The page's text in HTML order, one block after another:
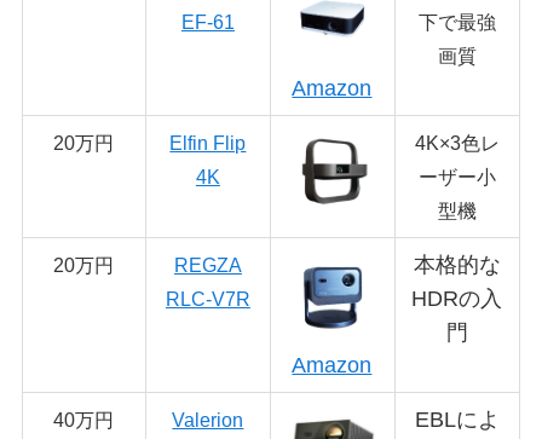
EF-61
Amazon
下で最強
画質
20万円
Elfin Flip
4K
4K×3色レ
ーザー小
型機
20万円
REGZA
RLC-V7R
Amazon
本格的な
HDRの入
門
40万円
Valerion
EBLによ